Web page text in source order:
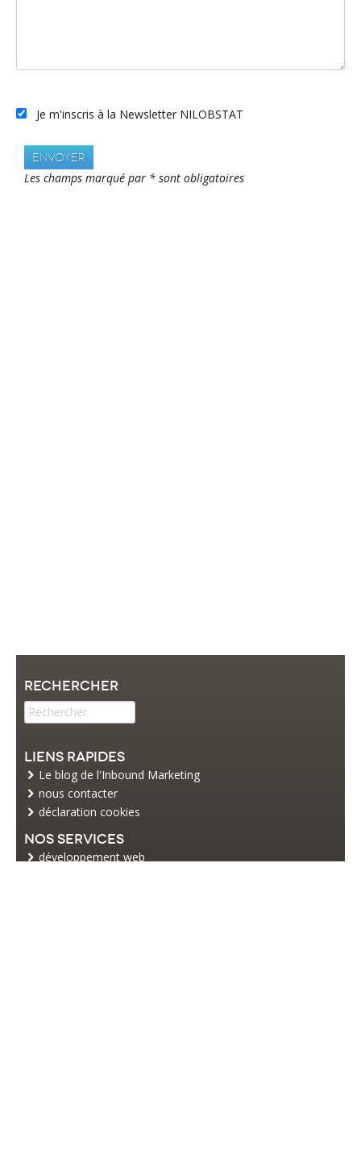
Je m'inscris à la Newsletter NILOBSTAT
Envoyer
Les champs marqué par * sont obligatoires
Rechercher
Liens rapides
Le blog de l'Inbound Marketing
nous contacter
déclaration cookies
Nos services
développement web